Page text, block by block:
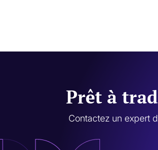
Prêt à
Contactez un expert